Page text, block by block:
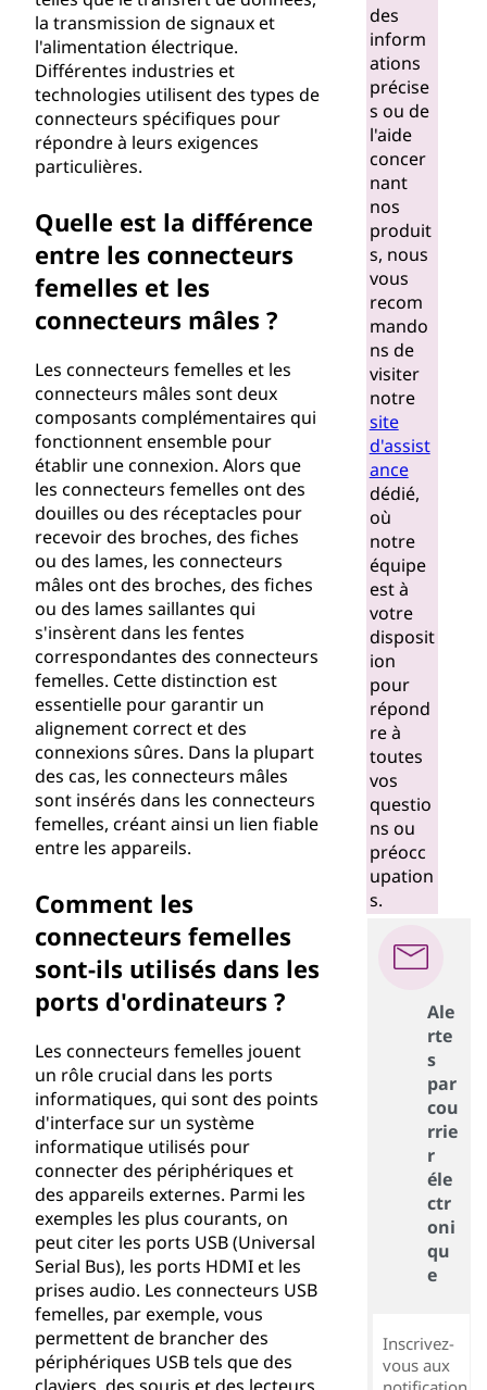
la transmission de signaux et
l'alimentation électrique.
Différentes industries et
technologies utilisent des types de
connecteurs spécifiques pour
répondre à leurs exigences
particulières.
Quelle est la différence
entre les connecteurs
femelles et les
connecteurs mâles ?
Les connecteurs femelles et les
connecteurs mâles sont deux
composants complémentaires qui
fonctionnent ensemble pour
établir une connexion. Alors que
les connecteurs femelles ont des
douilles ou des réceptacles pour
recevoir des broches, des fiches
ou des lames, les connecteurs
mâles ont des broches, des fiches
ou des lames saillantes qui
s'insèrent dans les fentes
correspondantes des connecteurs
femelles. Cette distinction est
essentielle pour garantir un
alignement correct et des
connexions sûres. Dans la plupart
des cas, les connecteurs mâles
sont insérés dans les connecteurs
femelles, créant ainsi un lien fiable
entre les appareils.
Comment les
connecteurs femelles
sont-ils utilisés dans les
ports d'ordinateurs ?
Les connecteurs femelles jouent
un rôle crucial dans les ports
informatiques, qui sont des points
d'interface sur un système
informatique utilisés pour
connecter des périphériques et
des appareils externes. Parmi les
exemples les plus courants, on
peut citer les ports USB (Universal
Serial Bus), les ports HDMI et les
prises audio. Les connecteurs USB
femelles, par exemple, vous
permettent de brancher des
périphériques USB tels que des
des
inform
ations
précise
s ou de
l'aide
concer
nant
nos
produit
s, nous
vous
recom
mando
ns de
visiter
notre
site
d'assist
ance
dédié,
où
notre
équipe
est à
votre
disposit
ion
pour
répond
re à
toutes
vos
questio
ns ou
préocc
upation
s.
Ale
rte
s
par
cou
rrie
r
éle
ctr
oni
qu
e
Inscrivez-
vous aux